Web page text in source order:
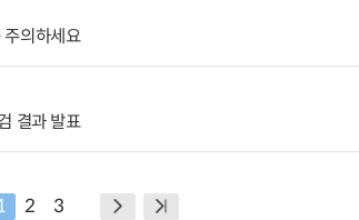
주의하세요
결과 발표
2 3